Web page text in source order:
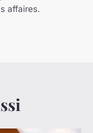
affaires.